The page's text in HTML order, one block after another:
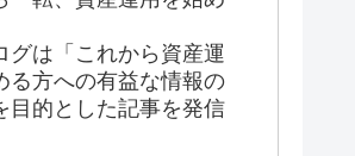
グは「これから資産運
る方への有益な情報の
目的とした記事を発信